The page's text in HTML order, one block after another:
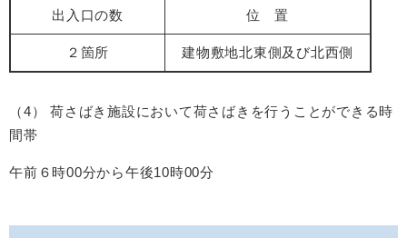
出入口の数 位 置
２箇所 建物敷地北東側及び北西側
（4） 荷さばき施設において荷さばきを行うことができる時
間帯
午前６時00分から午後10時00分